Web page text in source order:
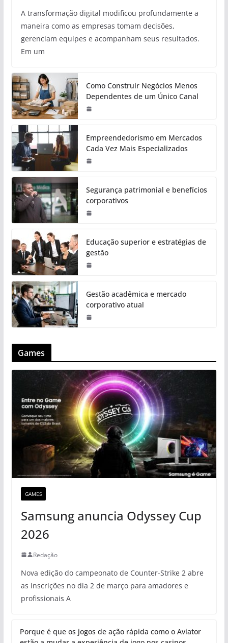
A transformação digital modificou profundamente a
maneira como as empresas tomam decisões,
gerenciam equipes e acompanham seus resultados.
Em um
Como Construir Negócios Menos
Dependentes de um Único Canal
Empreendedorismo em Mercados
Cada Vez Mais Especializados
Segurança patrimonial e benefícios
corporativos
Educação superior e estratégias de
gestão
Gestão acadêmica e mercado
corporativo atual
Games
GAMES
Samsung anuncia Odyssey Cup
2026
Redação
Nova edição do campeonato de Counter-Strike 2 abre
as inscrições no dia 2 de março para amadores e
profissionais A
Porque é que os jogos de ação rápida como o Aviator